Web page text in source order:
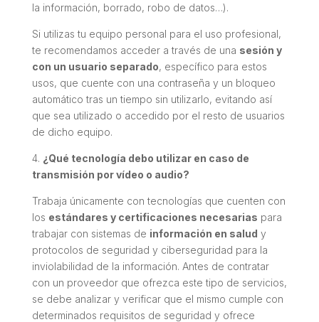
la información, borrado, robo de datos…).
Si utilizas tu equipo personal para el uso profesional,
te recomendamos acceder a través de una sesión y
con un usuario separado, específico para estos
usos, que cuente con una contraseña y un bloqueo
automático tras un tiempo sin utilizarlo, evitando así
que sea utilizado o accedido por el resto de usuarios
de dicho equipo.
4. ¿Qué tecnología debo utilizar en caso de
transmisión por vídeo o audio?
Trabaja únicamente con tecnologías que cuenten con
los estándares y certificaciones necesarias para
trabajar con sistemas de información en salud y
protocolos de seguridad y ciberseguridad para la
inviolabilidad de la información. Antes de contratar
con un proveedor que ofrezca este tipo de servicios,
se debe analizar y verificar que el mismo cumple con
determinados requisitos de seguridad y ofrece